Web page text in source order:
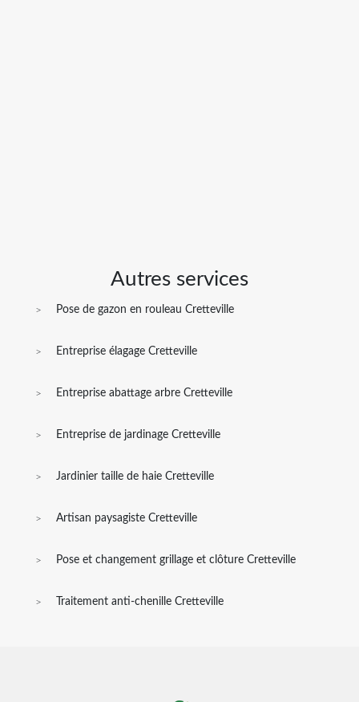
Autres services
Pose de gazon en rouleau Cretteville
Entreprise élagage Cretteville
Entreprise abattage arbre Cretteville
Entreprise de jardinage Cretteville
Jardinier taille de haie Cretteville
Artisan paysagiste Cretteville
Pose et changement grillage et clôture Cretteville
Traitement anti-chenille Cretteville